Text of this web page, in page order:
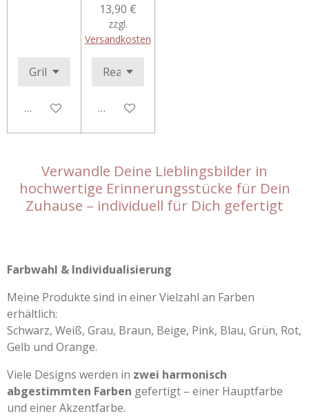
Details anzeigen
13,90 €
zzgl.
Versandkosten
Details anzeigen
Verwandle Deine Lieblingsbilder in
hochwertige Erinnerungsstücke für Dein
Zuhause – individuell für Dich gefertigt
Farbwahl & Individualisierung
Meine Produkte sind in einer Vielzahl an Farben
erhältlich:
Schwarz, Weiß, Grau, Braun, Beige, Pink, Blau, Grün, Rot,
Gelb und Orange.
Viele Designs werden in zwei harmonisch
abgestimmten Farben gefertigt – einer Hauptfarbe
und einer Akzentfarbe.